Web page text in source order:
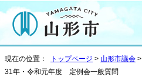
現在の位置： トップページ > 山形市議会 >
31年・令和元年度 定例会一般質問